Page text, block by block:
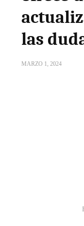
las
MARZO 1, 2024